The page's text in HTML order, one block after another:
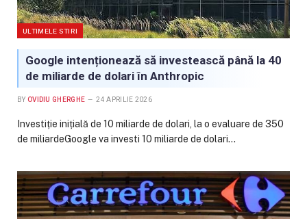
ULTIMELE STIRI
Google intenționează să investească până la 40
de miliarde de dolari în Anthropic
BY OVIDIU GHERGHE 24 APRILIE 2026
Investiție inițială de 10 miliarde de dolari, la o evaluare de 350
de miliardeGoogle va investi 10 miliarde de dolari…